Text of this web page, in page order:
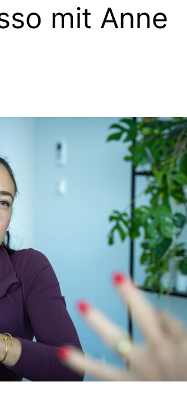
mit Anne